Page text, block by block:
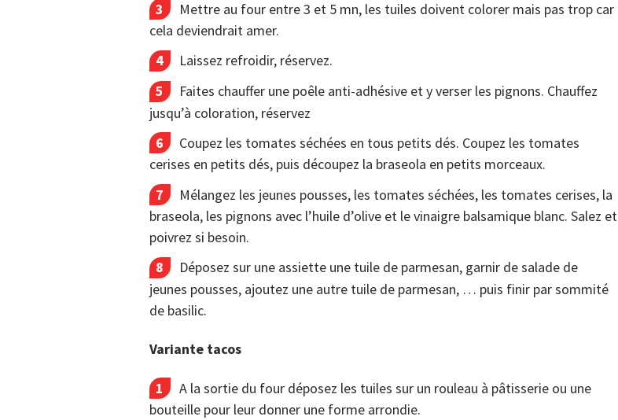
Mettre au four entre 3 et 5 mn, les tuiles doivent colorer mais pas trop car
cela deviendrait amer.
Laissez refroidir, réservez.
Faites chauffer une poêle anti-adhésive et y verser les pignons. Chauffez
jusqu’à coloration, réservez
Coupez les tomates séchées en tous petits dés. Coupez les tomates
cerises en petits dés, puis découpez la braseola en petits morceaux.
Mélangez les jeunes pousses, les tomates séchées, les tomates cerises, la
braseola, les pignons avec l’huile d’olive et le vinaigre balsamique blanc. Salez et
poivrez si besoin.
Déposez sur une assiette une tuile de parmesan, garnir de salade de
jeunes pousses, ajoutez une autre tuile de parmesan, … puis finir par sommité
de basilic.
Variante tacos
A la sortie du four déposez les tuiles sur un rouleau à pâtisserie ou une
bouteille pour leur donner une forme arrondie.